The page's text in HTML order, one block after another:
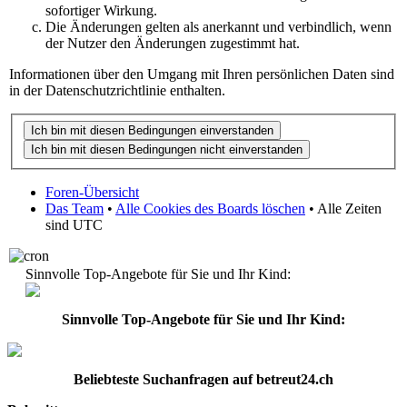
sofortiger Wirkung.
Die Änderungen gelten als anerkannt und verbindlich, wenn
der Nutzer den Änderungen zugestimmt hat.
Informationen über den Umgang mit Ihren persönlichen Daten sind
in der Datenschutzrichtlinie enthalten.
Foren-Übersicht
Das Team • Alle Cookies des Boards löschen • Alle Zeiten
sind UTC
Sinnvolle Top-Angebote für Sie und Ihr Kind:
Sinnvolle Top-Angebote für Sie und Ihr Kind:
Beliebteste Suchanfragen aufbetreut24.ch